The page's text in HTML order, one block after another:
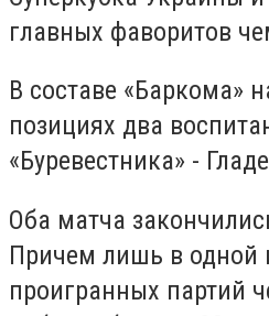
главных фаворитов
В составе «Баркома»
позициях два
«Буревестника» -
Оба матча
Причем лишь в одной
проигранных партий